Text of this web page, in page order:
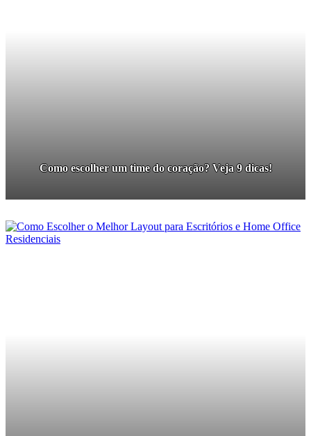
Como escolher um time do coração? Veja 9 dicas!